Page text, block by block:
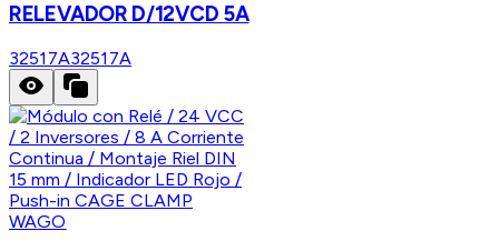
RELEVADOR D/12VCD 5A
32517A32517A
WAGO